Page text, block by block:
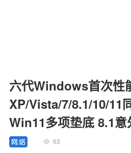
六代Windows首次性
XP/Vista/7/8.1/10/11
Win11多项垫底 8.1意
63